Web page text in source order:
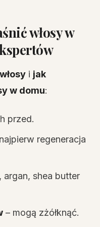
włosy w
i jak
w domu:
przed.
regeneracja
argan, shea butter
– mogą zżółknąć.